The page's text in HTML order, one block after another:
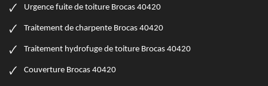
Urgence fuite de toiture Brocas 40420
Traitement de charpente Brocas 40420
Traitement hydrofuge de toiture Brocas 40420
Couverture Brocas 40420